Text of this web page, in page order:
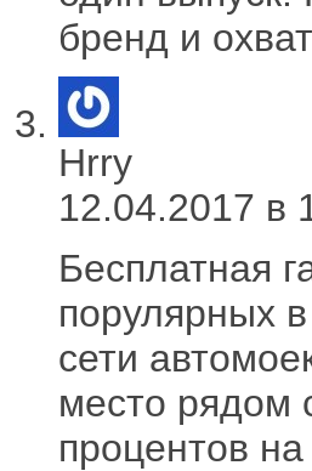
бренд и
Hrry
12.04.2017 в
Бесплатная
порулярных
сети
место рядом
процентов